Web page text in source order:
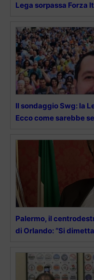
Lega sorpassa Forza
Il sondaggio Swg: la
Ecco come sarebbe
Palermo, il
di Orlando: “Si